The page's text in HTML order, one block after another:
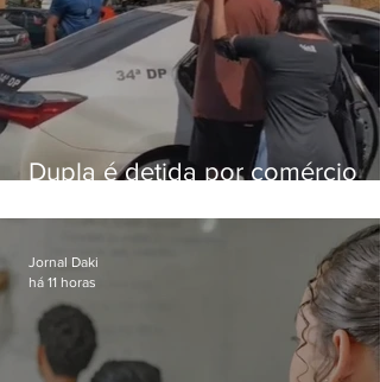
Dupla é detida por comércio
Bangu
Jornal Daki
há 11 horas